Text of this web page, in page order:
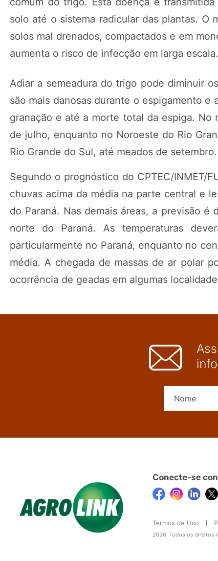
solo até o sistema radicular das plantas. O
solos mal drenados, compactados e em
aumenta o risco de infecção em larga escala.
Adiar a semeadura do trigo pode diminuir
são mais danosas durante o espigamento
granação e até a morte total da espiga.
de julho, enquanto no Noroeste do Rio
Rio Grande do Sul, até meados de setembro.
Segundo o prognóstico do CPTEC/INMET/
chuvas acima da média na parte central e
do Paraná. Nas demais áreas, a previsão
norte do Paraná. As temperaturas
particularmente no Paraná, enquanto no
média. A chegada de massas de ar polar
ocorrência de geadas em algumas
Conecte-se
Termos de Uso
2026, Todos os direitos